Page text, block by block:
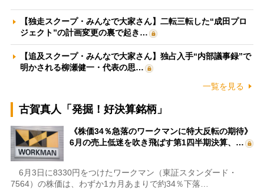
【独走スクープ・みんなで大家さん】二転三転した“成田プロ
ジェクト”の計画変更の裏で起き…
【追及スクープ・みんなで大家さん】独占入手“内部議事録”で
明かされる柳瀬健一・代表の思…
一覧を見る
古賀真人「発掘！好決算銘柄」
《株価34％急落のワークマンに特大反転の期待》
6月の売上低迷を吹き飛ばす第1四半期決算、…
6月3日に8330円をつけたワークマン（東証スタンダード・
7564）の株価は、わずか1カ月あまりで約34％下落…